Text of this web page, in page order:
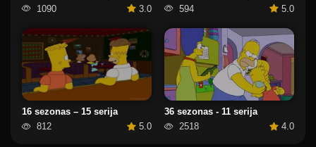
1090
3.0
594
5.0
16 sezonas – 15 serija
812
5.0
36 sezonas - 11 serija
2518
4.0